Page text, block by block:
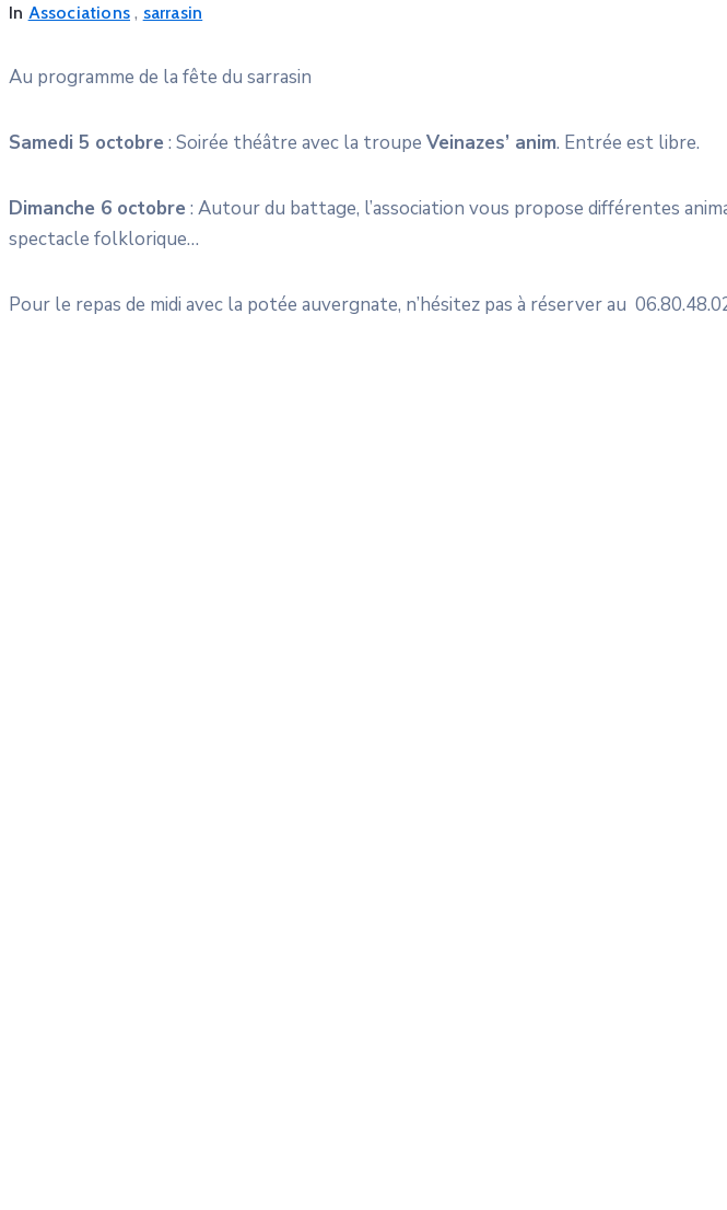
In Associations , sarrasin
Au programme de la fête du sarrasin
Samedi 5 octobre : Soirée théâtre avec la troupe Veinazes’ anim. Entrée est libre.
Dimanche 6 octobre : Autour du battage, l’association vous propose différentes
spectacle folklorique…
Pour le repas de midi avec la potée auvergnate, n’hésitez pas à réserver au